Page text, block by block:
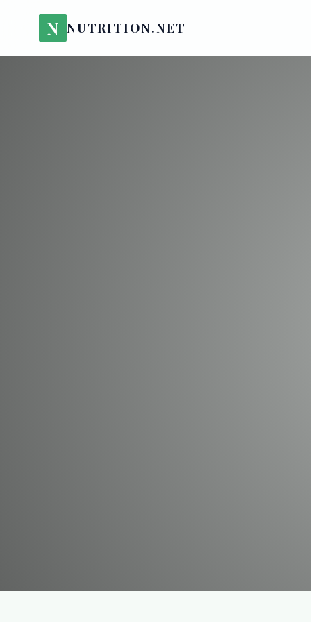
N NUTRITION.NET